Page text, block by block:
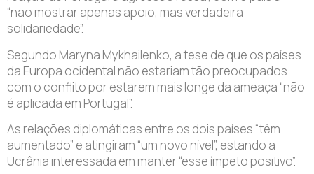
“não mostrar apenas apoio, mas verdadeira
solidariedade”.
Segundo Maryna Mykhailenko, a tese de que os países
da Europa ocidental não estariam tão preocupados
com o conflito por estarem mais longe da ameaça “não
é aplicada em Portugal”.
As relações diplomáticas entre os dois países “têm
aumentado” e atingiram “um novo nível”, estando a
Ucrânia interessada em manter “esse ímpeto positivo”.